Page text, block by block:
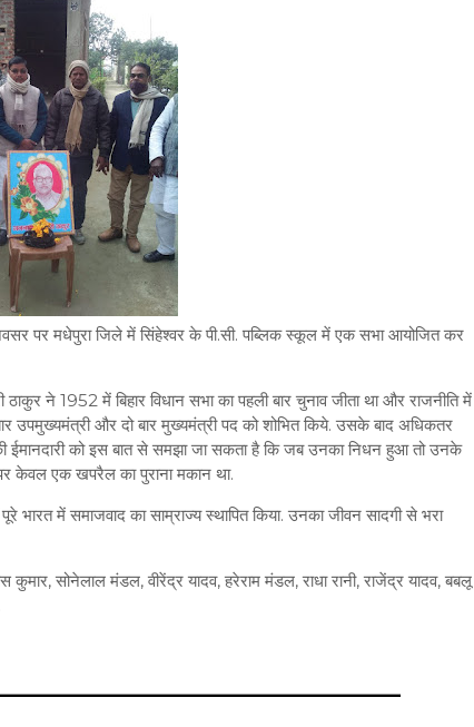
पर मधेपुरा जिले में सिंहेश्वर के पी.सी. पब्लिक स्कूल में एक सभा आयोजित कर
ने 1952 में बिहार विधान सभा का पहली बार चुनाव जीता था और राजनीति में
और दो बार मुख्यमंत्री पद को शोभित किये. उसके बाद अधिकतर
ईमानदारी को इस बात से समझा जा सकता है कि जब उनका निधन हुआ तो उनके
केवल एक खपरैल का पुराना मकान था.
भारत में समाजवाद का साम्राज्य स्थापित किया. उनका जीवन सादगी से भरा
सोनेलाल मंडल, वीरेंद्र यादव, हरेराम मंडल, राधा रानी, राजेंद्र यादव, बबलू